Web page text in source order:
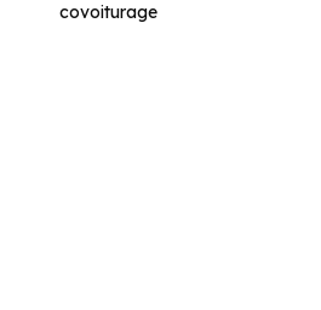
covoiturage